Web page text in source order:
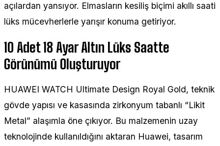
açılardan yansıyor. Elmasların kesiliş biçimi akıllı saati
lüks mücevherlerle yarışır konuma getiriyor.
10 Adet 18 Ayar Altın Lüks Saatte
Görünümü Oluşturuyor
HUAWEI WATCH Ultimate Design Royal Gold, teknik
gövde yapısı ve kasasında zirkonyum tabanlı “Likit
Metal” alaşımla öne çıkıyor. Bu malzemenin uzay
teknolojinde kullanıldığını aktaran Huawei, tasarım